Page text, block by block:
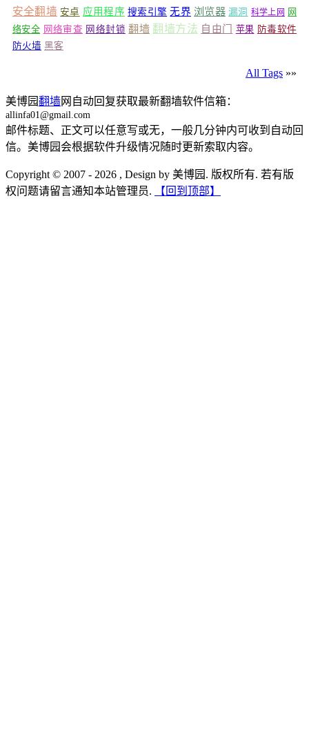
安全翻墙 安卓 应用程序 搜索引擎 无界 浏览器 漏洞 科学上网 网
络安全 网络审查 网络封锁 翻墙 翻墙方法 自由门 苹果 防毒软件
防火墙 黑客
All Tags »»
美博园翻墙网自动回复获取最新翻墙软件信箱：
allinfa01@gmail.com
邮件标题、正文可以任意写或无，一般几分钟内可收到自动回
信。美博园会根据软件升级情况随时更新索取内容。
Copyright © 2007 - 2026 , Design by 美博园. 版权所有. 若有版
权问题请留言通知本站管理员.
【回到顶部】